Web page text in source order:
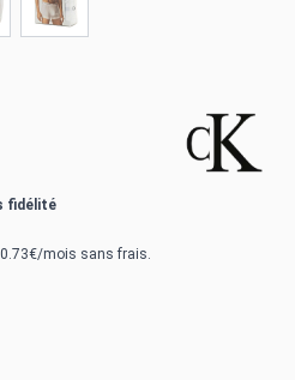
fidélité
mois sans frais.